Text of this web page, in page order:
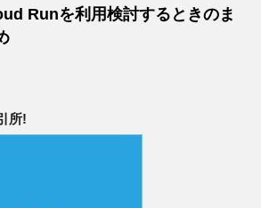
Runを利用検討するときのま
所!